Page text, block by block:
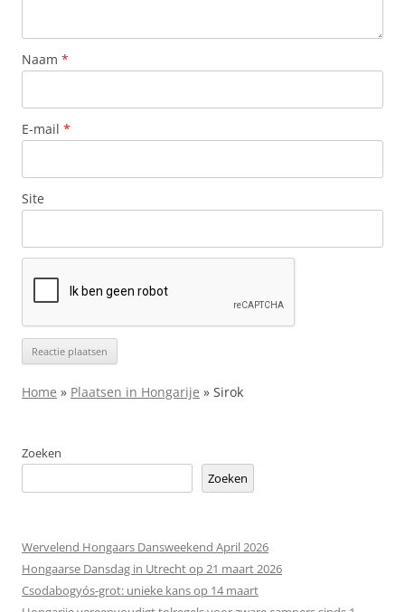
Naam *
E-mail *
Site
Home » Plaatsen in Hongarije » Sirok
Zoeken
Zoeken
Wervelend Hongaars Dansweekend April 2026
Hongaarse Dansdag in Utrecht op 21 maart 2026
Csodabogyós‑grot: unieke kans op 14 maart